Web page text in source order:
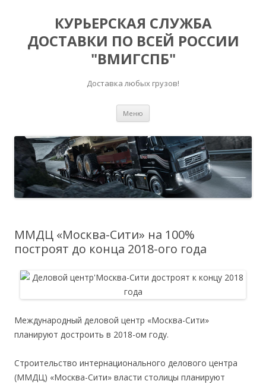
КУРЬЕРСКАЯ СЛУЖБА
ДОСТАВКИ ПО ВСЕЙ РОССИИ
"ВМИГСПБ"
Доставка любых грузов!
Меню
ММДЦ «Москва-Сити» на 100%
построят до конца 2018-ого года
Международный деловой центр «Москва-Сити»
планируют достроить в 2018-ом году.
Строительство интернационального делового центра
(ММДЦ) «Москва-Сити» власти столицы планируют